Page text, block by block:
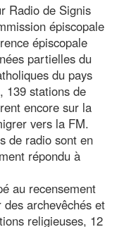
Radio de Signis
épiscopale
épiscopale
partielles du
du pays
139 stations de
encore sur la
vers la FM.
de radio sont en
répondu à
au recensement
archevêchés et
religieuses, 12